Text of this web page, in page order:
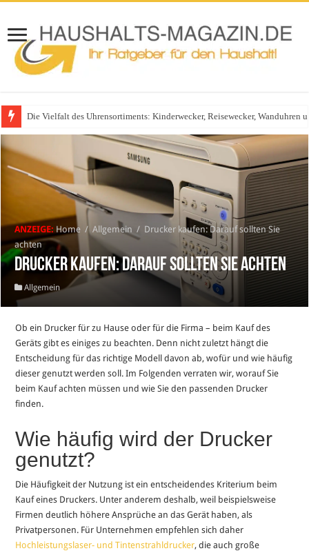
Die Vielfalt des Uhrensortiments: Kinderwecker, Reisewecker, Wanduhren
ANZEIGE: Home / Allgemein / Drucker kaufen: Darauf sollten Sie
achten
Drucker kaufen: Darauf sollten Sie achten
Allgemein
Ob ein Drucker für zu Hause oder für die Firma – beim Kauf des
Geräts gibt es einiges zu beachten. Denn nicht zuletzt hängt die
Entscheidung für das richtige Modell davon ab, wofür und wie häufig
dieser genutzt werden soll. Im Folgenden verraten wir, worauf Sie
beim Kauf achten müssen und wie Sie den passenden Drucker
finden.
Wie häufig wird der Drucker
genutzt?
Die Häufigkeit der Nutzung ist ein entscheidendes Kriterium beim
Kauf eines Druckers. Unter anderem deshalb, weil beispielsweise
Firmen deutlich höhere Ansprüche an das Gerät haben, als
Privatpersonen. Für Unternehmen empfehlen sich daher
Hochleistungslaser- und Tintenstrahldrucker, die auch große